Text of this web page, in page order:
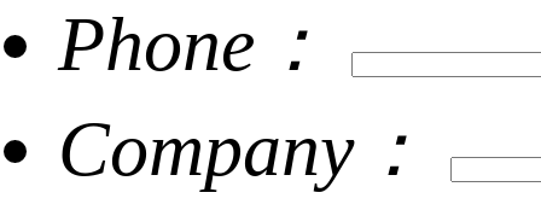
Phone：
Company：